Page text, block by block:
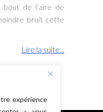
expérience
bout de l’aire de
bruit cette
Lire la suite...